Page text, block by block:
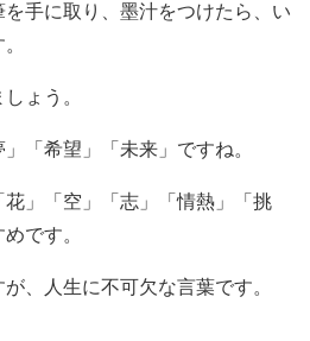
手に取り、墨汁をつけたら、い
ょう。
「希望」「未来」ですね。
」「空」「志」「情熱」「挑
です。
、人生に不可欠な言葉です。